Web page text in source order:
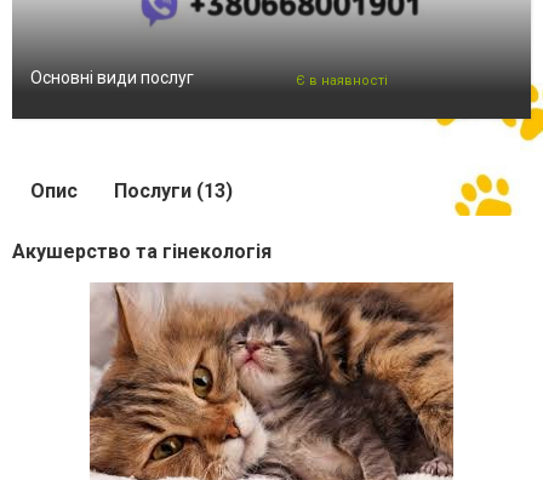
Основні види послуг Є в наявності
Опис Послуги (13)
Акушерство та гінекологія